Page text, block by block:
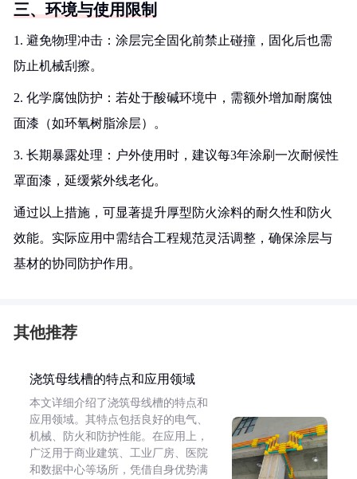
三、环境与使用限制
1. 避免物理冲击：涂层完全固化前禁止碰撞，固化后也需
防止机械刮擦。
2. 化学腐蚀防护：若处于酸碱环境中，需额外增加耐腐蚀
面漆（如环氧树脂涂层）。
3. 长期暴露处理：户外使用时，建议每3年涂刷一次耐候性
罩面漆，延缓紫外线老化。
通过以上措施，可显著提升厚型防火涂料的耐久性和防火
效能。实际应用中需结合工程规范灵活调整，确保涂层与
基材的协同防护作用。
其他推荐
浇筑母线槽的特点和应用领域
本文详细介绍了浇筑母线槽的特点和
应用领域。其特点包括良好的电气、
机械、防火和防护性能。在应用上，
广泛用于商业建筑、工业厂房、医院
和数据中心等场所，凭借自身优势满